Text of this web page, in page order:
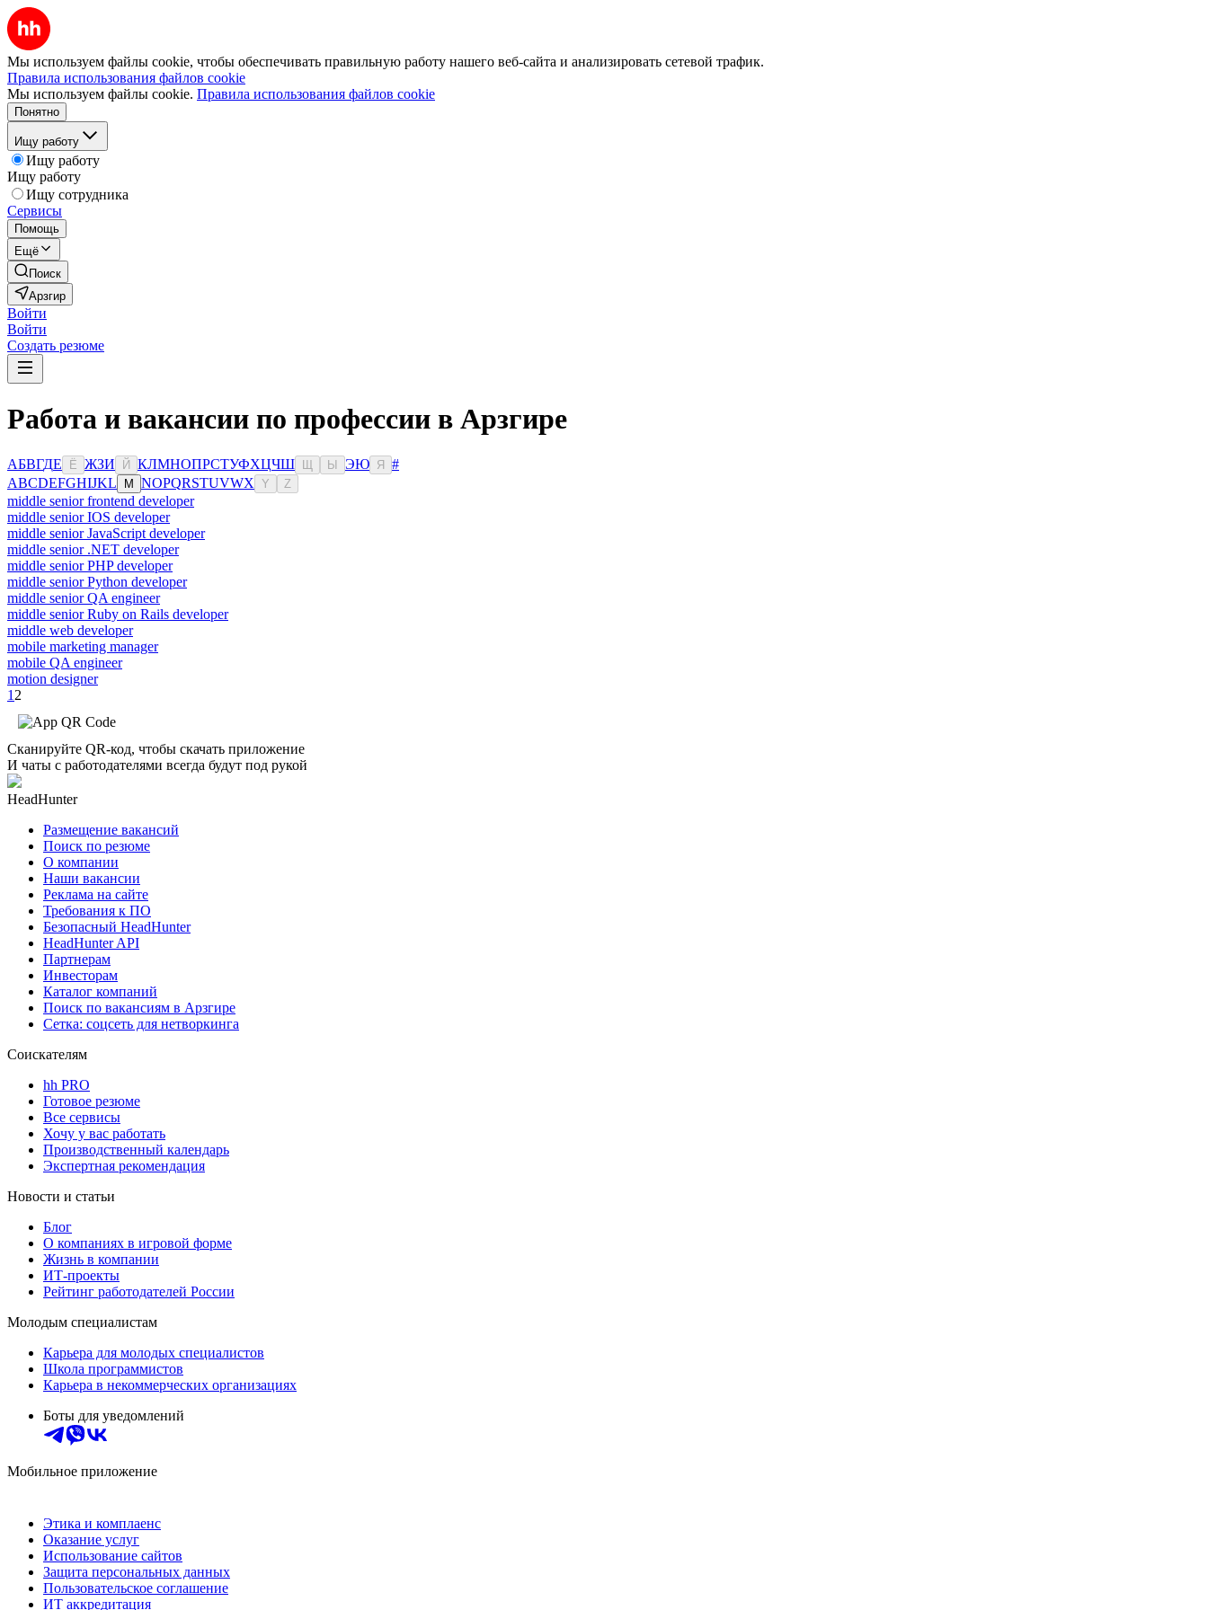
Мы используем файлы cookie, чтобы обеспечивать правильную работу нашего веб-сайта и анализировать сетевой трафик.
Правила использования файлов cookie
Мы используем файлы cookie. Правила использования файлов cookie
Понятно
Ищу работу
Ищу работу
Ищу работу
Ищу сотрудника
Сервисы
Помощь
Ещё
Поиск
Арзгир
Войти
Войти
Создать резюме
Работа и вакансии по профессии в Арзгире
АБВГДЕ Ё ЖЗИ Й КЛМНОПРСТУФХЦЧШ Ы ЭЮ Я
#
ABCDEFGHIJKL M NOPQRSTUVWX Y Z
middle senior frontend developer
middle senior IOS developer
middle senior JavaScript developer
middle senior .NET developer
middle senior PHP developer
middle senior Python developer
middle senior QA engineer
middle senior Ruby on Rails developer
middle web developer
mobile marketing manager
mobile QA engineer
motion designer
1 2
Сканируйте QR-код, чтобы скачать приложение
И чаты с работодателями всегда будут под рукой
HeadHunter
Размещение вакансий
Поиск по резюме
О компании
Наши вакансии
Реклама на сайте
Требования к ПО
Безопасный HeadHunter
HeadHunter API
Партнерам
Инвесторам
Каталог компаний
Поиск по вакансиям в Арзгире
Сетка: соцсеть для нетворкинга
Соискателям
hh PRO
Готовое резюме
Все сервисы
Хочу у вас работать
Производственный календарь
Экспертная рекомендация
Новости и статьи
Блог
О компаниях в игровой форме
Жизнь в компании
ИТ-проекты
Рейтинг работодателей России
Молодым специалистам
Карьера для молодых специалистов
Школа программистов
Карьера в некоммерческих организациях
Боты для уведомлений
Мобильное приложение
Этика и комплаенс
Оказание услуг
Использование сайтов
Защита персональных данных
Пользовательское соглашение
ИТ аккредитация